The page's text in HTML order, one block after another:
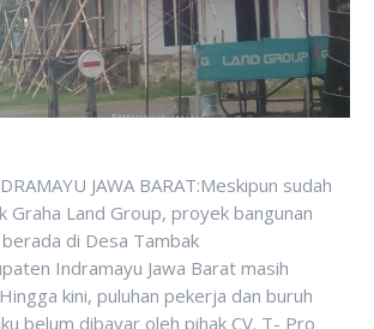
JAWA BARAT:Meskipun sudah
Graha Land Group, proyek bangunan
di Desa Tambak
Indramayu Jawa Barat masih
kini, puluhan pekerja dan buruh
belum dibayar oleh pihak CV. T- Pro